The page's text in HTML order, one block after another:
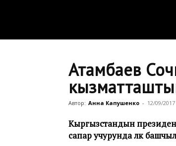
Атамбаев
Автор: Анна Капушенко - 12/09/2017
Кыргызстандын
сапар учурунда өлкө